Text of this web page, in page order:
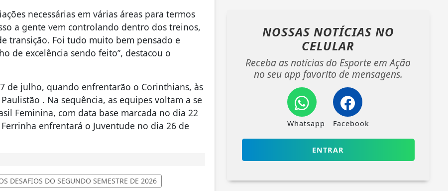
necessárias em várias áreas para termos
a gente vem controlando dentro dos treinos,
transição. Foi tudo muito bem pensado e
de excelência sendo feito”, destacou o
de julho, quando enfrentarão o Corinthians, às
. Na sequência, as equipes voltam a se
Feminina, com data base marcada no dia 22
enfrentará o Juventude no dia 26 de
DESAFIOS DO SEGUNDO SEMESTRE DE 2026
NOSSAS NOTÍCIAS NO
CELULAR
Receba as notícias do Esporte em Ação
no seu app favorito de mensagens.
Whatsapp Facebook
ENTRAR